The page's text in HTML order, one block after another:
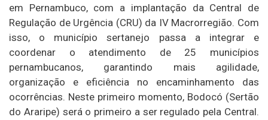
em Pernambuco, com a implantação da Central de
Regulação de Urgência (CRU) da IV Macrorregião. Com
isso, o município sertanejo passa a integrar e
coordenar o atendimento de 25 municípios
pernambucanos, garantindo mais agilidade,
organização e eficiência no encaminhamento das
ocorrências. Neste primeiro momento, Bodocó (Sertão
do Araripe) será o primeiro a ser regulado pela Central.